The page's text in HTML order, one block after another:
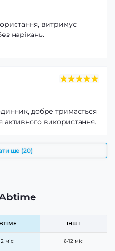
витримує
нарікань.
добре тримається
активного використання.
ще (20)
ІНШІ
міс 6-12 міс